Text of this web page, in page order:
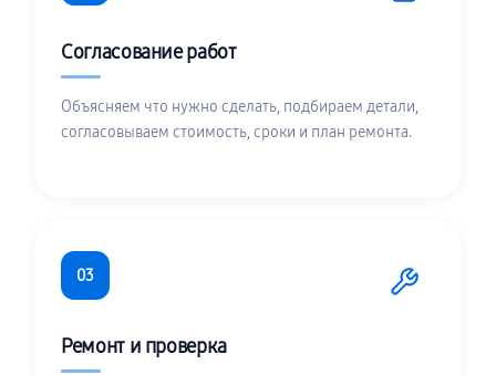
Согласование работ
Объясняем что нужно сделать, подбираем детали,
согласовываем стоимость, сроки и план ремонта.
03
Ремонт и проверка